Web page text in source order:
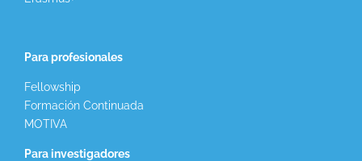
Para profesionales
Fellowship
Formación Continuada
MOTIVA
Para investigadores